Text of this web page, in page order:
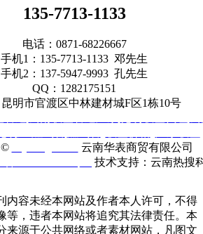
135-7713-1133
电话：0871-68226667
手机1：135-7713-1133 邓先生
手机2：137-5947-9993 孔先生
QQ：1282175151
明市官渡区中林建材城F区1栋10号
©
云南华表商贸有限公司
技术支持：云南热搜
内容未经本网站及作者本人许可，不得
等，违者本网站将追究其法律责任。本
来源于公共网络或者素材网站，凡图文